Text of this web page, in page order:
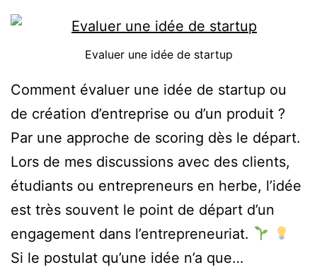
Evaluer une idée de startup
Comment évaluer une idée de startup ou
de création d’entreprise ou d’un produit ?
Par une approche de scoring dès le départ.
Lors de mes discussions avec des clients,
étudiants ou entrepreneurs en herbe, l’idée
est très souvent le point de départ d’un
engagement dans l’entrepreneuriat.
Si le postulat qu’une idée n’a que…